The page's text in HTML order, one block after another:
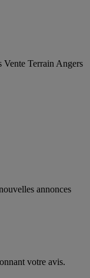
Vente Terrain Angers
annonces
votre avis.